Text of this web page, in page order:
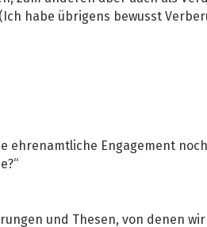
habe übrigens bewusst
ehrenamtliche Engagement
und Thesen, von denen